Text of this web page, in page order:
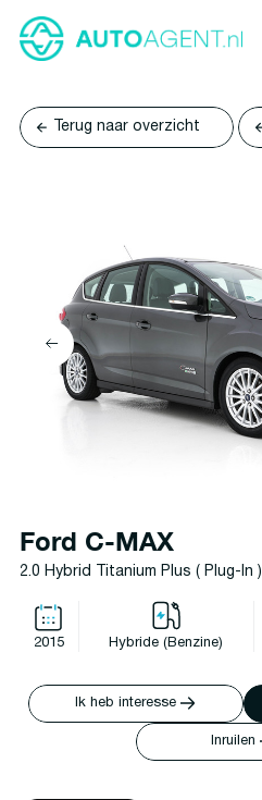
Terug naar overzicht
Ford C-MAX
2.0 Hybrid Titanium Plus ( Plug-In )
2015 Hybride (Benzine)
Ik heb interesse
Inruilen